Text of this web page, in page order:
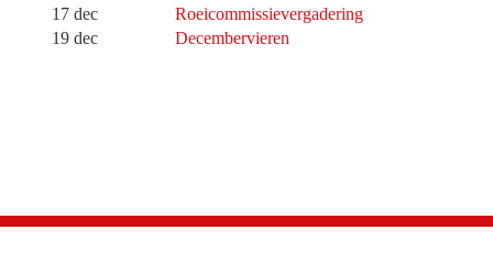
17 dec
Roeicommissievergadering
19 dec
Decembervieren